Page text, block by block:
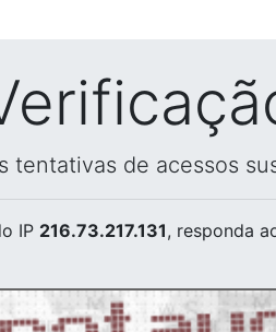
tentativas de acessos
IP 216.73.217.131, responda